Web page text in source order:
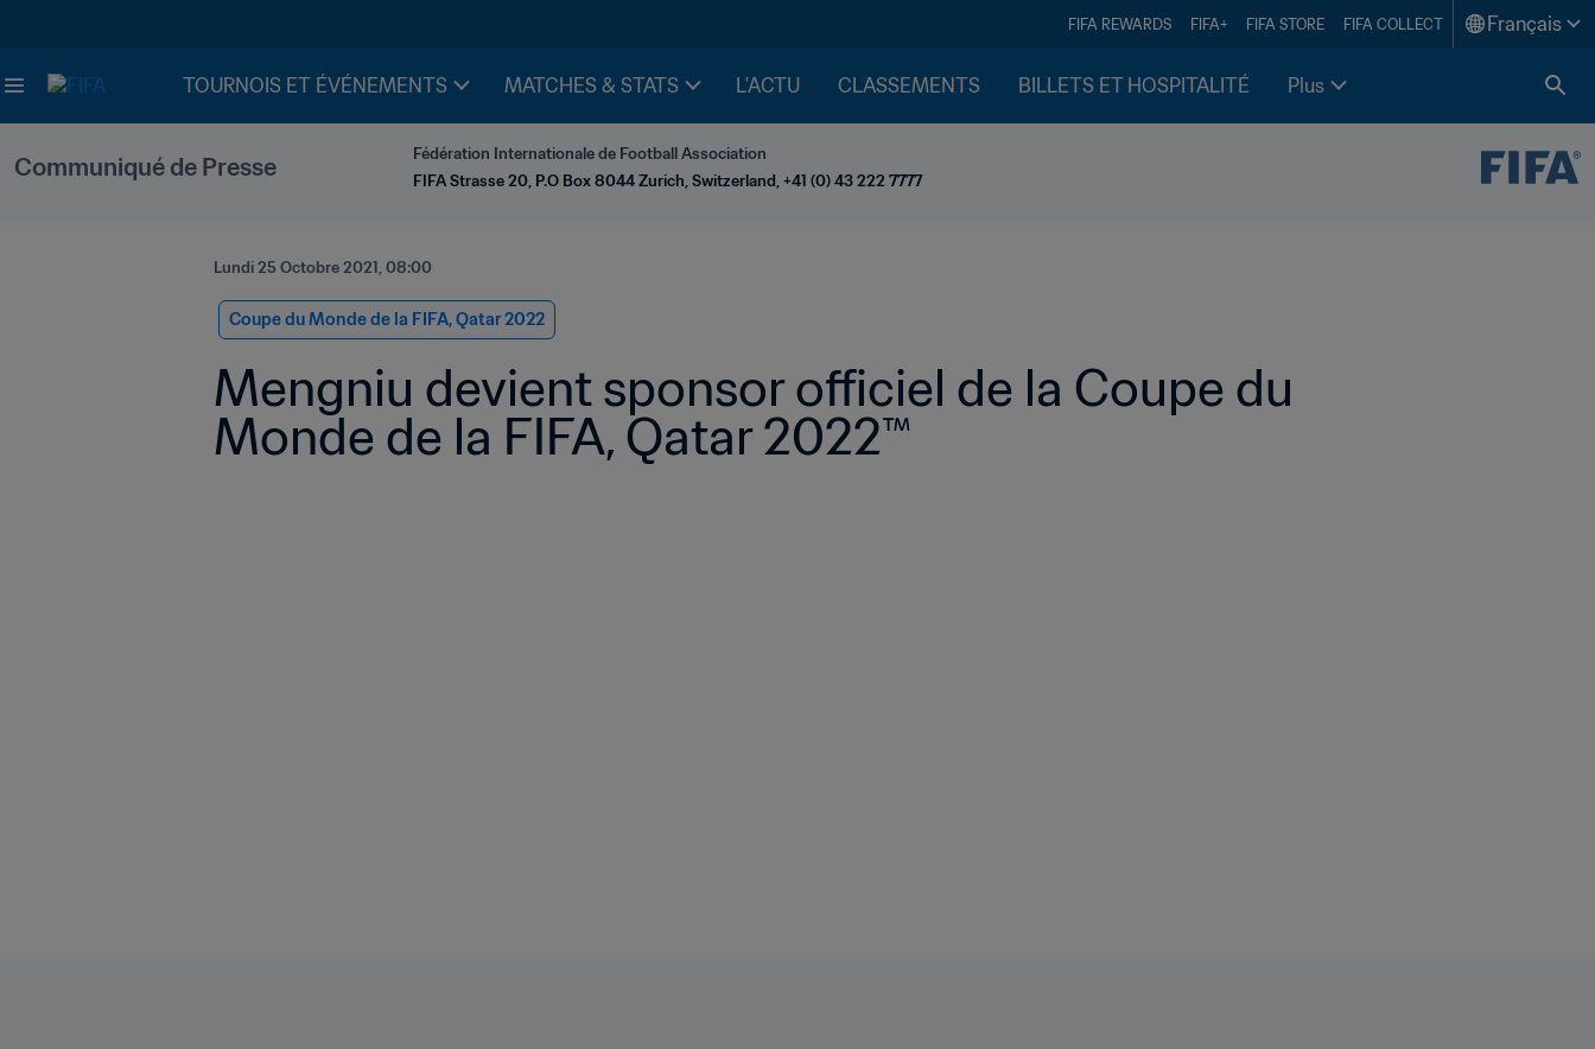
FIFA REWARDS FIFA+ FIFA STORE FIFA COLLECT Français
TOURNOIS ET ÉVÉNEMENTS MATCHES & STATS L'ACTU CLASSEMENTS BILLETS ET HOSPITALITÉ Plus
Communiqué de Presse
Fédération Internationale de Football Association
FIFA Strasse 20, P.O Box 8044 Zurich, Switzerland, +41 (0) 43 222 7777
Lundi 25 Octobre 2021, 08:00
Coupe du Monde de la FIFA, Qatar 2022
Mengniu devient sponsor officiel de la Coupe du
Monde de la FIFA, Qatar 2022™